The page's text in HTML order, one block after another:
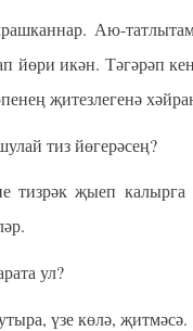
Аю-
йөри икән. Тәгәрәп
җитезлегенә
тиз йөгерәсең?
тизрәк җыеп
ул?
үзе көлә, җитмәсә.